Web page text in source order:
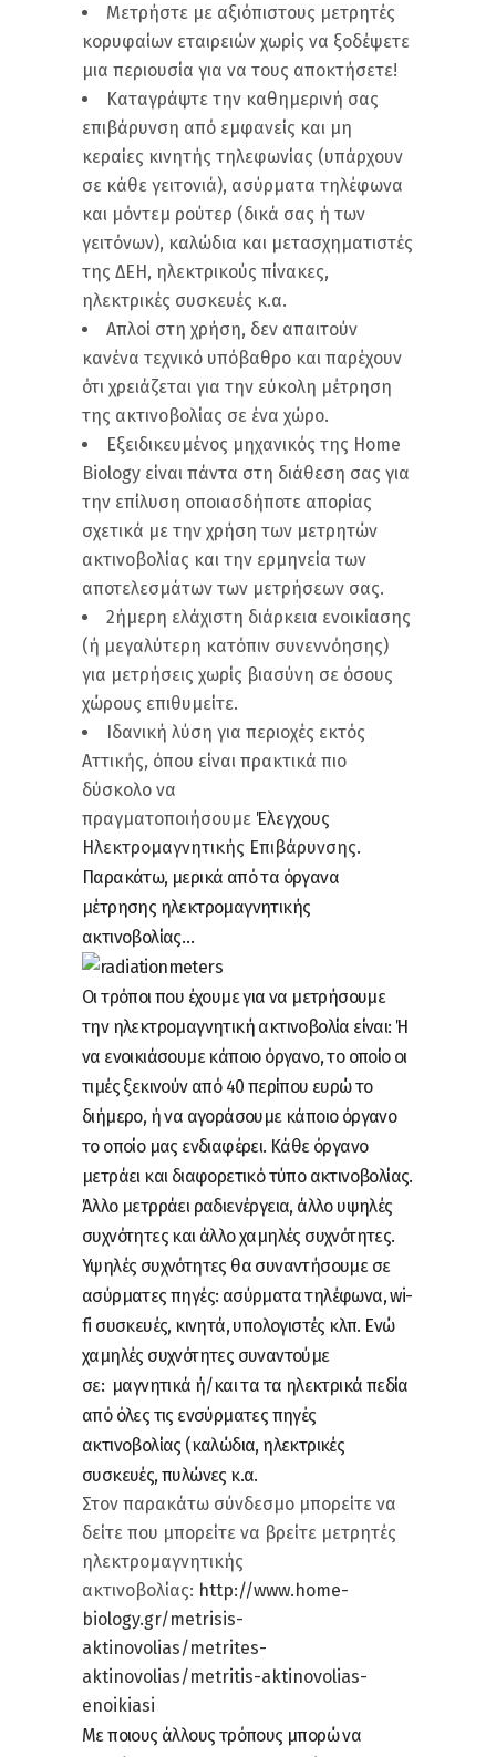
Μετρήστε με αξιόπιστους μετρητές
κορυφαίων εταιρειών χωρίς να ξοδέψετε
μια περιουσία για να τους αποκτήσετε!
Καταγράψτε την καθημερινή σας
επιβάρυνση από εμφανείς και μη
κεραίες κινητής τηλεφωνίας (υπάρχουν
σε κάθε γειτονιά), ασύρματα τηλέφωνα
και μόντεμ ρούτερ (δικά σας ή των
γειτόνων), καλώδια και μετασχηματιστές
της ΔΕΗ, ηλεκτρικούς πίνακες,
ηλεκτρικές συσκευές κ.α.
Απλοί στη χρήση, δεν απαιτούν
κανένα τεχνικό υπόβαθρο και παρέχουν
ότι χρειάζεται για την εύκολη μέτρηση
της ακτινοβολίας σε ένα χώρο.
Εξειδικευμένος μηχανικός της Home
Biology είναι πάντα στη διάθεση σας για
την επίλυση οποιασδήποτε απορίας
σχετικά με την χρήση των μετρητών
ακτινοβολίας και την ερμηνεία των
αποτελεσμάτων των μετρήσεων σας.
2ήμερη ελάχιστη διάρκεια ενοικίασης
(ή μεγαλύτερη κατόπιν συνεννόησης)
για μετρήσεις χωρίς βιασύνη σε όσους
χώρους επιθυμείτε.
Ιδανική λύση για περιοχές εκτός
Αττικής, όπου είναι πρακτικά πιο
δύσκολο να
πραγματοποιήσουμε Έλεγχους
Ηλεκτρομαγνητικής Επιβάρυνσης.
Παρακάτω, μερικά από τα όργανα
μέτρησης ηλεκτρομαγνητικής
ακτινοβολίας…
Οι τρόποι που έχουμε για να μετρήσουμε
την ηλεκτρομαγνητική ακτινοβολία είναι: Ή
να ενοικιάσουμε κάποιο όργανο, το οποίο οι
τιμές ξεκινούν από 40 περίπου ευρώ το
διήμερο, ή να αγοράσουμε κάποιο όργανο
το οποίο μας ενδιαφέρει. Κάθε όργανο
μετράει και διαφορετικό τύπο ακτινοβολίας.
Άλλο μετρράει ραδιενέργεια, άλλο υψηλές
συχνότητες και άλλο χαμηλές συχνότητες.
Υψηλές συχνότητες θα συναντήσουμε σε
ασύρματες πηγές: ασύρματα τηλέφωνα, wi-
fi συσκευές, κινητά, υπολογιστές κλπ. Ενώ
χαμηλές συχνότητες συναντούμε
σε: μαγνητικά ή/και τα τα ηλεκτρικά πεδία
από όλες τις ενσύρματες πηγές
ακτινοβολίας (καλώδια, ηλεκτρικές
συσκευές, πυλώνες κ.α.
Στον παρακάτω σύνδεσμο μπορείτε να
δείτε που μπορείτε να βρείτε μετρητές
ηλεκτρομαγνητικής
ακτινοβολίας: http://www.home-
biology.gr/metrisis-
aktinovolias/metrites-
aktinovolias/metritis-aktinovolias-
enoikiasi
Με ποιους άλλους τρόπους μπορώ να